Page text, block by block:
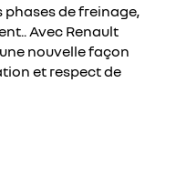
de freinage,
Avec Renault
nouvelle façon
et respect de